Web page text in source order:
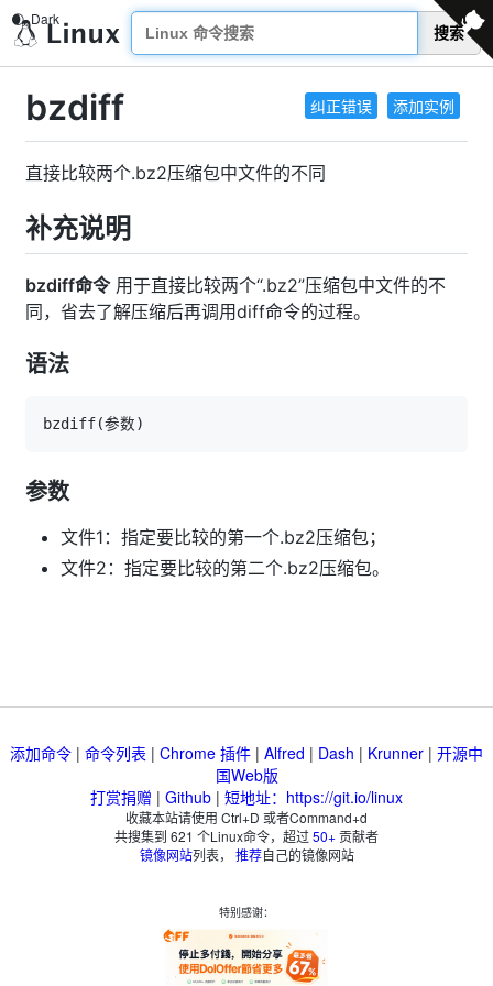
搜索
纠正错误 添加实例
bzdiff
直接比较两个.bz2压缩包中文件的不同
补充说明
bzdiff命令用于直接比较两个“.bz2”压缩包中文件的不
同，省去了解压缩后再调用diff命令的过程。
语法
bzdiff(参数)
参数
文件1：指定要比较的第一个.bz2压缩包；
文件2：指定要比较的第二个.bz2压缩包。
添加命令 | 命令列表 | Chrome 插件 | Alfred | Dash | Krunner | 开源中
国Web版
打赏捐赠 | Github | 短地址：https://git.io/linux
收藏本站请使用 Ctrl+D 或者Command+d
共搜集到 621 个Linux命令，超过50+贡献者
镜像网站列表， 推荐自己的镜像网站
特别感谢：